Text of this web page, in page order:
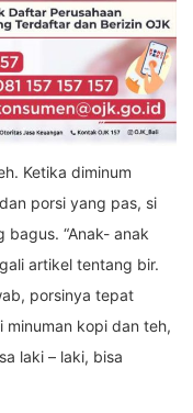
Ketika diminum
porsi yang pas, si
“Anak- anak
artikel tentang bir.
porsinya tepat
kopi dan teh,
laki – laki, bisa